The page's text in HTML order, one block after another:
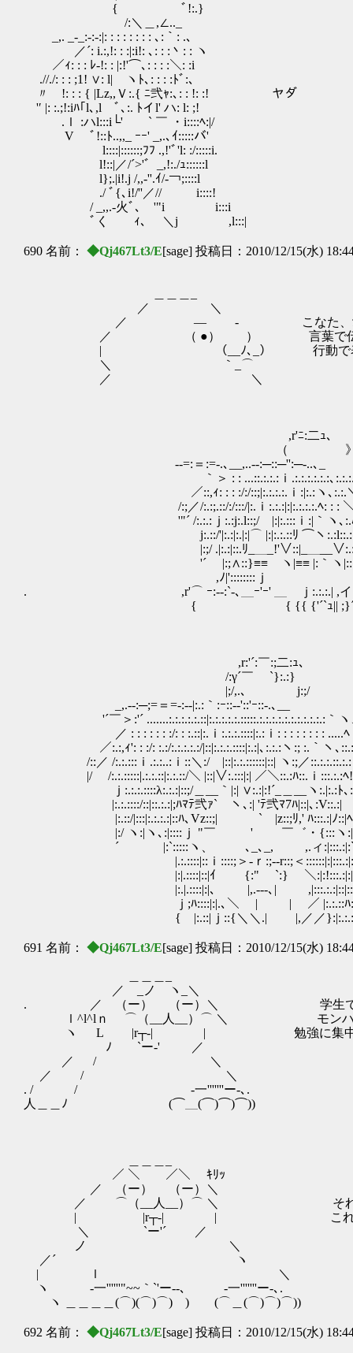
{ ﾞ!:.}
/:＼＿,∠.._
_,. _-_:‐:‐:|: : : : : : : : ､:｀: .、
／´: i.:,!: : :|:i!: ､: : :丶: : ヽ
／ｨ: : : ﾚ‐!: : |:!'⌒､: : : :＼: :i
.//./: : : ;1! ∨: l| ヽﾄ､: : : :ﾄﾞ:､
〃 !: : : { |Lz,,Ｖ:.{ ﾆ弐ｬ:､: : !: :! ヤダ
'′ |: :.;!:iﾊ｢l､,l ﾞ､:. ﾄイl' ハ: l: ;!
.ｌ :ハl:::i└' ` ￣ ・i::::ﾍ:|/
V ﾞ!::ﾄ..,,_ ｰｰ' _,.､ｲ:::::バ'
l::::|::::::;ﾌﾌ .,!'ﾞ'l: :/:::::i.
l!::|／/´>'゛_,!:./ｭ::::::l
l};.|i!.j /,,-''.ｲ/‐￢;::::l
./ ﾞ{､i!/''／// i::::!
/ _,,.-火ﾞ､ '"i i:::i
ﾞく ｨ､ ＼j ,l:::|
690 名前： ◆Qj467Lt3/E[sage] 投稿日：2010/12/15(水)
／ ＼
／ ― ‐ こなた、愛っ
／ （ ●） ） 言葉で伝えるの
| （__ﾉ､_） 行動で表すものだ
＼ ｀_⌒
／ ＼
,r'ﾆ:二ｭ､
（
-‐=:＝:=-.､__,..-‐:─::─'':─-..､_
｀＞ : : ...::.:.:.:ｉ.:.:.:.:.:.:､:.:.:.:.､
／::,ｨ: : : :/:/::;|:.:.:.:.ｉ:|:.:ヽ､:.:.＼
/:;／/:.:;.::/:/:::/|:.ｉ:.:.:|:|:.:.:.:.ﾍ: : : ＼
'"´ /:.:.:ｊ:.:j:.l::;/ |:|:.:::ｉ:|｀ヽ､:.ﾊ
j:.::/'|:.:|:.|:|⌒ |:|:.:.::ﾘ ⌒ヽ
|:;/ .|:.:|::.ﾘ_＿_!'∨::|_＿__∨:.:.:.ﾄ
'´ |:;∧::}≡≡ ヽ|≡≡ |:｀ヽ|:::.:
,ﾉ|'::::::::ｊ ’|:.:.::|）ヽ
. ,r'⌒ ｰ:-‐:`-､＿ｰ'ｰ' ＿ ｊ:.:.:.| ,イ´｀
{ { {{ {'´`ｭ|| ;}´￣￣￣
,r:'´:￣:;二:ｭ､
/:γ´￣ `}:.:}
|;/,.､ j:;/
_,.-‐:─;=＝=‐:‐-|:.:｀:ｰ::-‐'::'ｰ::-.､__
'´￣＞:'´ .......:.:.:.:.:.::|:.:.:.:.:.:::::.:.:.:.:.:.:.:.:.:.:.:｀ヽ
／ : : : : : : :/: : :.::|:.ｉ:.:.:.::::|:.:ｉ: : : : : : : : .....ﾍ
／:.:,ｨ': : :/: :.:/:.:.:.:.:/|::|:.:.:.::::|:.:|､:.:.:ヽ:; :.｀ヽ､
/::／ /:.:.:::ｉ.:.:..:ｉ::＼:/ |::|:.:.::::::|::| ヽ:;／::.:.:.::.:.:
|/ /:.:.:::::|.:.:.::|:.:.::/＼ |::|∨:.:::|:| ／＼::.:ﾊ::.ｉ:::.:.:ﾍ!
ｊ:.:.:.::::λ:.:.:|::;/＿__｀|:| ∨:.:|:!´_＿__ヽ:.|:.:ﾄ､
|:.:.::::/::|::.:.:|;ﾊﾏﾃ弐ｧ` ヽ､:| 'ﾃ弐ﾏ7ﾊ|::|､:V::.:|
|:.::/|:::|:.:.:.:|::ﾊ､Vz::;| ` |z::;ﾘ,' ﾊ:::.:|ﾉ::|
|:/ ヽ:|ヽ､:|::::ｊ "￣ ' ￣゛・{:::ヽ
´ |:`:::::ヽ、 ､_､_, ,.ィ
|.:.::::|::ｉ::::;＞‐ｒ:;-‐r::;＜::::::|:|:::.:|:
|:|.::::|::|ｲ {:" `:} ＼
|:.|.::::|:|､ |,.-‐-､|
ｊ;ﾊ::::|:|.､＼ | | ／ |:.:.::ﾊ:|::.:|（
{ |:.::|ｊ::{＼＼.| |,／／}:|:.:.:| ,}::.:.|
691 名前： ◆Qj467Lt3/E[sage] 投稿日：2010/12/15(水)
／ _ノ ヽ_＼
. ／ （ー） （ー）＼ 学生である
ｌ^l^lｎ ⌒（__人__）⌒ ＼ モンハンに
ヽ L |r┬-| | 勉強に集中できない
ゝ ﾉ `ー‐' ／
／ / ＼
／ / ＼
. / / -一'''''''ー-､.
人＿＿ﾉ (⌒＿(⌒)⌒)⌒))
／ ＼ ／＼ ｷﾘｯ
／ （ー） （ー）＼
／ ⌒（__人__）⌒ ＼ それを考え
| |r┬-| | これがやる夫
＼ `ー'´ ／
ノ ＼
／´ ヽ
| ｌ ＼
ヽ -一''''''"~~｀`'ー--､ -一'''''''ー-､.
ヽ ＿＿＿＿(⌒)(⌒)⌒) ) (⌒＿(⌒)⌒)⌒))
692 名前： ◆Qj467Lt3/E[sage] 投稿日：2010/12/15(水)